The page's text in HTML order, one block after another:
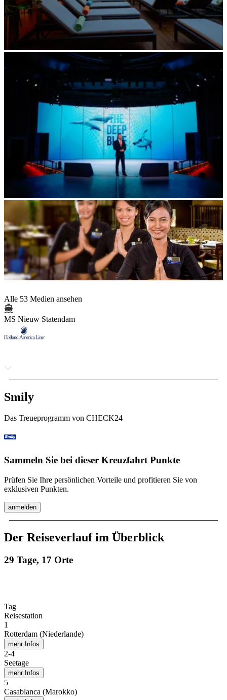
Alle 53 Medien ansehen
MS Nieuw Statendam
Smily
Das Treueprogramm von CHECK24
Sammeln Sie bei dieser Kreuzfahrt Punkte
Prüfen Sie Ihre persönlichen Vorteile und profitieren Sie von
exklusiven Punkten.
anmelden
Der Reiseverlauf im Überblick
29 Tage, 17 Orte
Tag
Reisestation
1
Rotterdam (Niederlande)
mehr Infos
2-4
Seetage
mehr Infos
5
Casablanca (Marokko)